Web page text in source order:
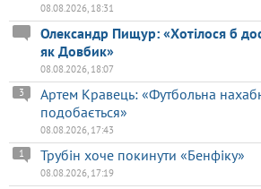
08.08.2026, 18:31
Олександр Пищур: «Хотілося б
як Довбик»
08.08.2026, 18:07
Артем Кравець: «Футбольна
подобається»
3
08.08.2026, 17:43
Трубін хоче покинути «Бенфіку»
1
08.08.2026, 17:19